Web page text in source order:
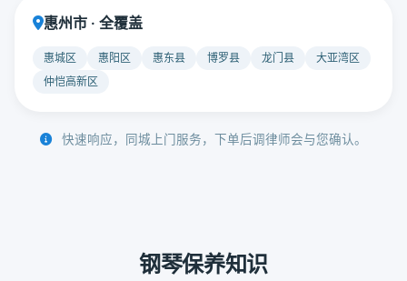
惠州市 · 全覆盖
惠城区 惠阳区 惠东县 博罗县 龙门县
大亚湾区
仲恺高新区
快速响应，同城上门服务，下单后调律师会与您确认。
钢琴保养知识